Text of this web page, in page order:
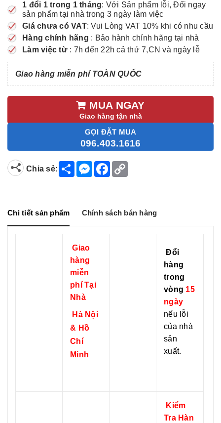
1 đổi 1 trong 1 tháng: Với Sản phẩm lỗi, Đổi ngay
sản phẩm tại nhà trong 3 ngày làm việc
Giá chưa có VAT: Vui Lòng VAT 10% khi có nhu cầu
Hàng chính hãng : Bảo hành chính hãng tại nhà
Làm việc từ : 7h đến 22h cả thứ 7,CN và ngày lễ
Giao hàng miễn phí TOÀN QUỐC
MUA NGAY
Giao hàng tận nhà
GỌI ĐẶT MUA
096.403.1616
Chia sẻ:
S
h
M
e
g
F
a
o
n
Chi tiết sản phẩm Chính sách bán hàng
Giao
hàng
miễn
phí Tại
Nhà
Hà Nội
& Hồ
Chí
Minh
Đổi
hàng
trong
vòng 15
ngày
nếu lỗi
của nhà
sản
xuất.
Kiểm
Tra Hàn